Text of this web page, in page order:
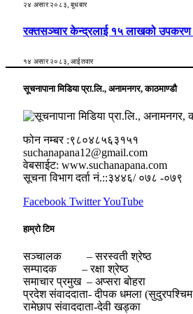
२४ असार २०८३, बुधबार
रक्तसञ्चार केन्द्रलाई १५ लाखको उपकरण
१४ असार २०८३, आईतवार
सूचनापाना मिडिया प्रा.लि., अनामनगर, काठमाण्डौ
फोन नम्बर :९८०४८५६३१५१
suchanapana12@gmail.com
वेबसाईट: www.suchanapana.com
सूचना विभाग दर्ता नं.::३४४६/ ०७८ -०७९
Facebook TwitterYouTube
हाम्रो टिम
सञ्चालक – सरस्वती श्रेष्ठ
सम्पादक – रक्षा श्रेष्ठ
समाचार प्रमुख – अप्सरा बोहरा
प्रदेश संवाददाता- दीपक धमला
रामेछाप संवाददाता-देवी खड्का